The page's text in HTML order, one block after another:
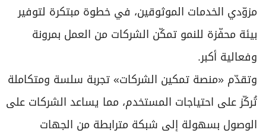
مزوّدي الخدمات الموثوقين، في خطوة مبتكرة لتوفير
بيئة محفّزة للنمو تمكّن الشركات من العمل بمرونة
وفعالية أكبر.
وتقدّم «منصة تمكين الشركات» تجربة سلسة ومتكاملة
تُركّز على احتياجات المستخدم، مما يساعد الشركات على
الوصول بسهولة إلى شبكة مترابطة من الجهات